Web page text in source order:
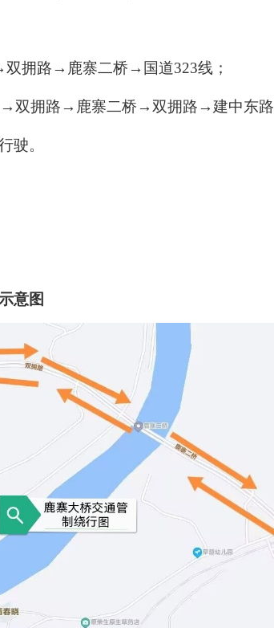
双拥路→鹿寨二桥→国道323线；
双拥路→鹿寨二桥→双拥路→建中东
驶。
意图